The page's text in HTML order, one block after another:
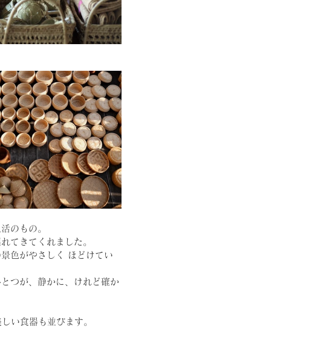
のもの。
てきてくれました。
色がやさしく ほどけてい
つが、静かに、けれど確か
い食器も並びます。